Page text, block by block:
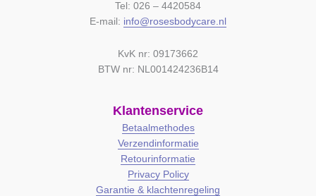
Tel: 026 – 4420584
E-mail: info@rosesbodycare.nl
KvK nr: 09173662
BTW nr: NL001424236B14
Klantenservice
Betaalmethodes
Verzendinformatie
Retourinformatie
Privacy Policy
Garantie & klachtenregeling